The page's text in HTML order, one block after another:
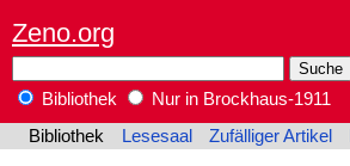
Zeno.org
Bibliothek
Nur in Brockhaus-1911
Bibliothek
Lesesaal Zufälliger Artikel